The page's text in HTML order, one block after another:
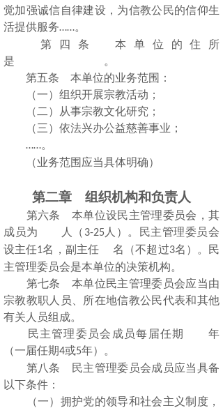
觉加强诚信自律建设，为信教公民的信仰生
活提供服务……。
第四条 本单位的住所
是 。
第五条 本单位的业务范围：
（一）组织开展宗教活动；
（二）从事宗教文化研究；
（三）依法兴办公益慈善事业；
……。
（业务范围应当具体明确）
第二章 组织机构和负责人
第六条 本单位设民主管理委员会，其
成员为 人（ 3-25 人）。民主管理委员会
设主任1名，副主任 名（不超过3名）。民
主管理委员会是本单位的决策机构。
第七条 本单位民主管理委员会应当由
宗教教职人员、所在地信教公民代表和其他
有关人员组成。
民主管理委员会成员每届任期 年
（一届任期4或5年）。
第八条 民主管理委员会成员应当具备
以下条件：
（一）拥护党的领导和社会主义制度，